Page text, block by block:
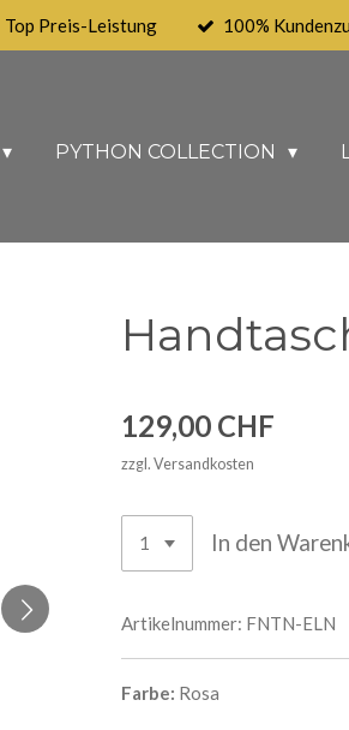
Top Preis-Leistung 100%
PYTHON COLLECTION
129,00 CHF
zzgl. Versandkosten
In den
Artikelnummer: FNTN-ELN
Farbe: Rosa